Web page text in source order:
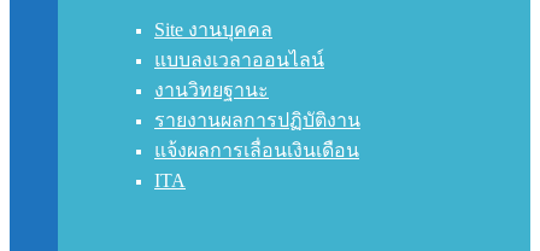
Site งานบุคคล
แบบลงเวลาออนไลน์
งานวิทยฐานะ
รายงานผลการปฏิบัติงาน
แจ้งผลการเลื่อนเงินเดือน
ITA